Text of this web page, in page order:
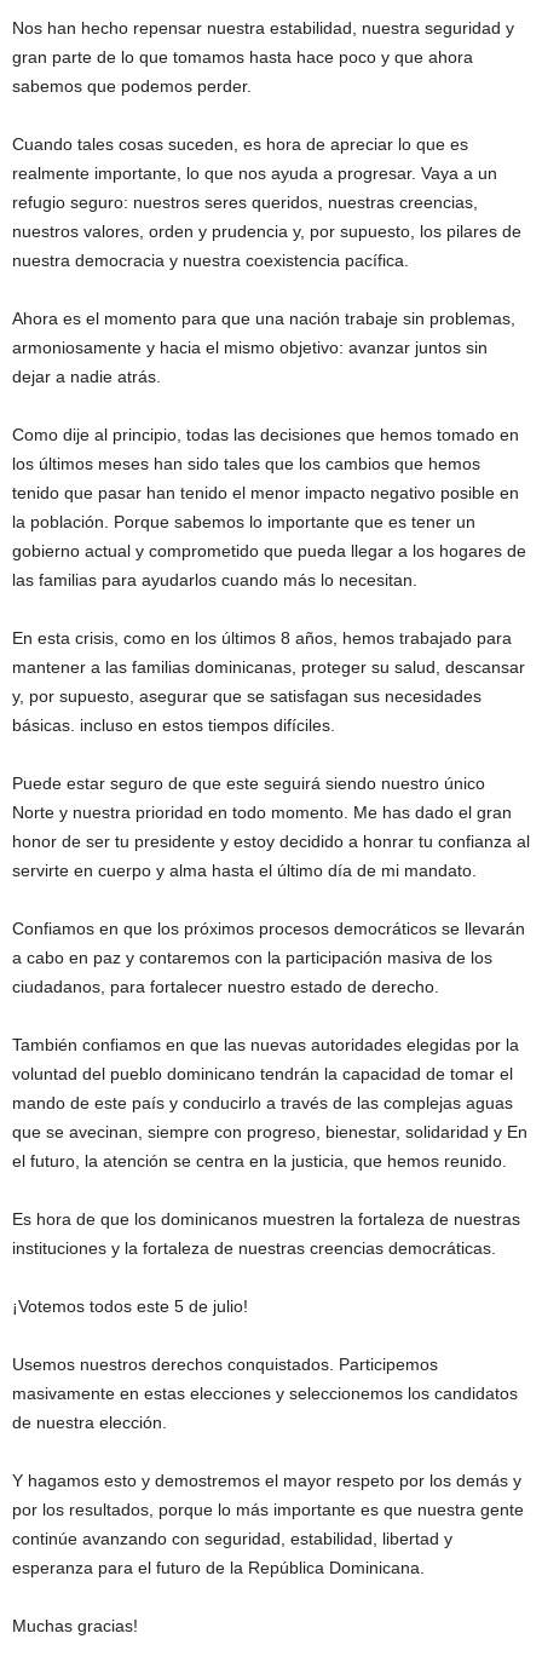
Nos han hecho repensar nuestra estabilidad, nuestra seguridad y
gran parte de lo que tomamos hasta hace poco y que ahora
sabemos que podemos perder.
Cuando tales cosas suceden, es hora de apreciar lo que es
realmente importante, lo que nos ayuda a progresar. Vaya a un
refugio seguro: nuestros seres queridos, nuestras creencias,
nuestros valores, orden y prudencia y, por supuesto, los pilares de
nuestra democracia y nuestra coexistencia pacífica.
Ahora es el momento para que una nación trabaje sin problemas,
armoniosamente y hacia el mismo objetivo: avanzar juntos sin
dejar a nadie atrás.
Como dije al principio, todas las decisiones que hemos tomado en
los últimos meses han sido tales que los cambios que hemos
tenido que pasar han tenido el menor impacto negativo posible en
la población. Porque sabemos lo importante que es tener un
gobierno actual y comprometido que pueda llegar a los hogares de
las familias para ayudarlos cuando más lo necesitan.
En esta crisis, como en los últimos 8 años, hemos trabajado para
mantener a las familias dominicanas, proteger su salud, descansar
y, por supuesto, asegurar que se satisfagan sus necesidades
básicas. incluso en estos tiempos difíciles.
Puede estar seguro de que este seguirá siendo nuestro único
Norte y nuestra prioridad en todo momento. Me has dado el gran
honor de ser tu presidente y estoy decidido a honrar tu confianza al
servirte en cuerpo y alma hasta el último día de mi mandato.
Confiamos en que los próximos procesos democráticos se llevarán
a cabo en paz y contaremos con la participación masiva de los
ciudadanos, para fortalecer nuestro estado de derecho.
También confiamos en que las nuevas autoridades elegidas por la
voluntad del pueblo dominicano tendrán la capacidad de tomar el
mando de este país y conducirlo a través de las complejas aguas
que se avecinan, siempre con progreso, bienestar, solidaridad y En
el futuro, la atención se centra en la justicia, que hemos reunido.
Es hora de que los dominicanos muestren la fortaleza de nuestras
instituciones y la fortaleza de nuestras creencias democráticas.
¡Votemos todos este 5 de julio!
Usemos nuestros derechos conquistados. Participemos
masivamente en estas elecciones y seleccionemos los candidatos
de nuestra elección.
Y hagamos esto y demostremos el mayor respeto por los demás y
por los resultados, porque lo más importante es que nuestra gente
continúe avanzando con seguridad, estabilidad, libertad y
esperanza para el futuro de la República Dominicana.
Muchas gracias!